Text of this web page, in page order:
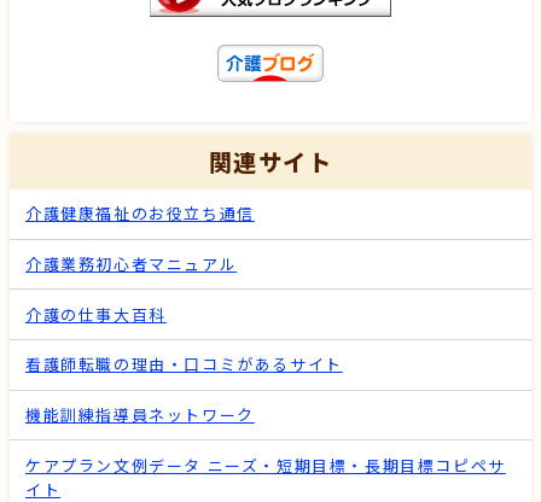
関連サイト
介護健康福祉のお役立ち通信
介護業務初心者マニュアル
介護の仕事大百科
看護師転職の理由・口コミがあるサイト
機能訓練指導員ネットワーク
ケアプラン文例データ ニーズ・短期目標・長期目標コピペサ
イト